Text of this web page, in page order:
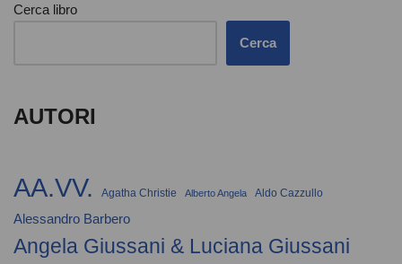
Cerca libro
Cerca
AUTORI
AA.VV. Agatha Christie Alberto Angela Aldo Cazzullo
Alessandro Barbero
Angela Giussani & Luciana Giussani